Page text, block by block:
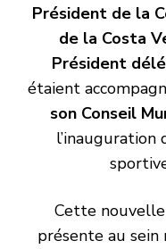
Président de la
de la Costa
Président
étaient
son Conseil
Cette
présente au